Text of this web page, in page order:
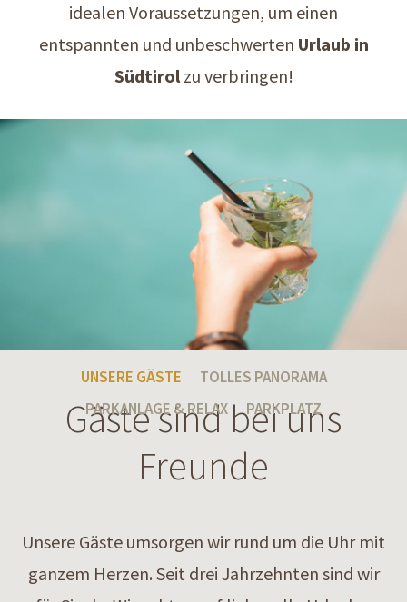
idealen Voraussetzungen, um einen
entspannten und unbeschwerten Urlaub in
Südtirolzu verbringen!
UNSERE GÄSTE
TOLLES PANORAMA
PARKANLAGE & RELAX
PARKPLATZ
Gäste sind bei uns
Freunde
Unsere Gäste umsorgen wir rund um die Uhr mit
ganzem Herzen. Seit drei Jahrzehnten sind wir